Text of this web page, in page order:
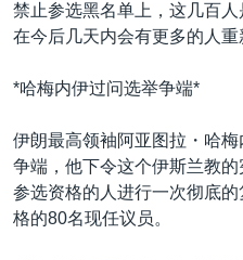
埃博拉疫情
美国之音专访
重要讲话与声明
台海两岸关系
南中国海争端
关注西藏
其他语言网站
禁止参选黑名单上，这几百
在今后几天内会有更多的人重
*哈梅内伊过问选举争端*
伊朗最高领袖阿亚图拉・哈
争端，他下令这个伊斯兰教
参选资格的人进行一次彻底
格的80名现任议员。